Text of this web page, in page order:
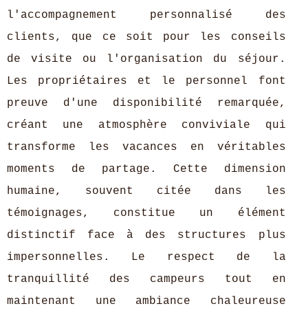
l'accompagnement personnalisé des
clients, que ce soit pour les conseils
de visite ou l'organisation du séjour.
Les propriétaires et le personnel font
preuve d'une disponibilité remarquée,
créant une atmosphère conviviale qui
transforme les vacances en véritables
moments de partage. Cette dimension
humaine, souvent citée dans les
témoignages, constitue un élément
distinctif face à des structures plus
impersonnelles. Le respect de la
tranquillité des campeurs tout en
maintenant une ambiance chaleureuse